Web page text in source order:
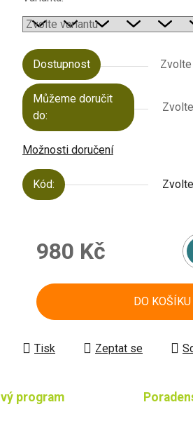
Dostupnost Zvolte
Můžeme doručit
do:
Možnosti doručení
Kód:
980 Kč
DO KOŠÍKU
Tisk Zeptat se
program